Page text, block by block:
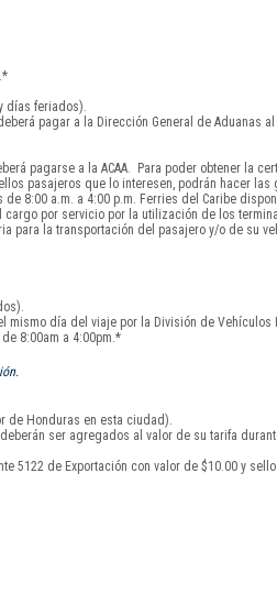
días feriados).
pagar a la Dirección General de Aduanas
pagarse a la ACAA. Para poder obtener la
pasajeros que lo interesen, podrán hacer las
8:00 a.m. a 4:00 p.m. Ferries del Caribe
por servicio por la utilización de los
para la transportación del pasajero y/o de su
mismo día del viaje por la División de Vehículos
8:00am a 4:00pm.*
de Honduras en esta ciudad).
ser agregados al valor de su tarifa
5122 de Exportación con valor de $10.00 y